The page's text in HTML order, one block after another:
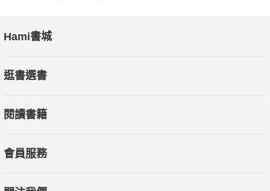
Hami書城
逛書選書
閱讀書籍
會員服務